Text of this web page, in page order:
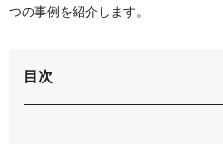
マイページ
つの事例を紹介します。
目次